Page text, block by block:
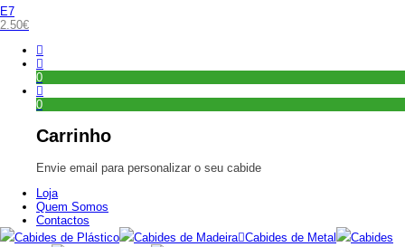
E7
2.50€
0
0
Carrinho
Envie email para personalizar o seu cabide
Loja
Quem Somos
Contactos
Cabides de Plástico
Cabides de Madeira Cabides de Metal
Cabides